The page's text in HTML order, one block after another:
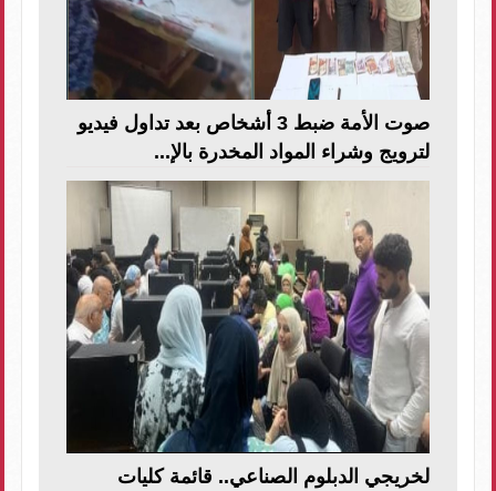
صوت الأمة ضبط 3 أشخاص بعد تداول فيديو
لترويج وشراء المواد المخدرة بالإ...
لخريجي الدبلوم الصناعي.. قائمة كليات